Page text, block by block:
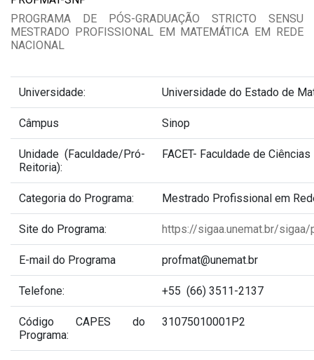
PROGRAMA DE PÓS-GRADUAÇÃO STRICTO SENSU
MESTRADO PROFISSIONAL EM MATEMÁTICA EM REDE
NACIONAL
Universidade: Universidade do Estado de
Câmpus Sinop
Unidade (Faculdade/Pró-
Reitoria):
FACET- Faculdade de
Categoria do Programa: Mestrado Profissional em
Site do Programa: https://sigaa.unemat.br/
E-mail do Programa profmat@unemat.br
Telefone: +55 (66) 3511-2137
Código CAPES do
Programa:
31075010001P2